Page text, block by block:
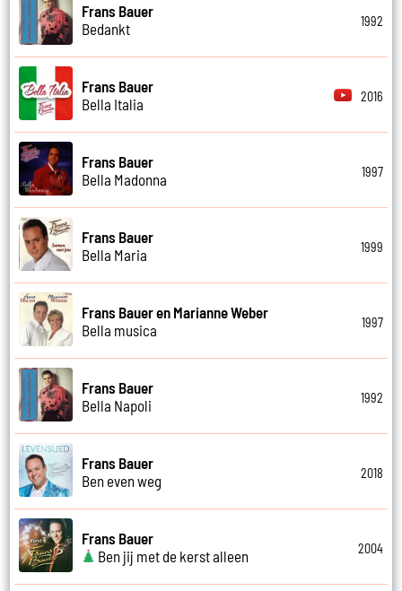
Frans Bauer
Bedankt
1992
Frans Bauer
Bella Italia
2016
Frans Bauer
Bella Madonna
1997
Frans Bauer
Bella Maria
1999
Frans Bauer en Marianne Weber
Bella musica
1997
Frans Bauer
Bella Napoli
1992
Frans Bauer
Ben even weg
2018
Frans Bauer
Ben jij met de kerst alleen
2004